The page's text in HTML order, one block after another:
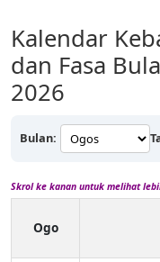
Kalendar
dan Fasa
2026
Bulan:
Skrol ke kanan untuk melihat
Ogo